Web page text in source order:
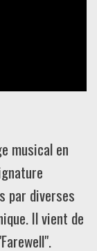
musical en
par diverses
Il vient de